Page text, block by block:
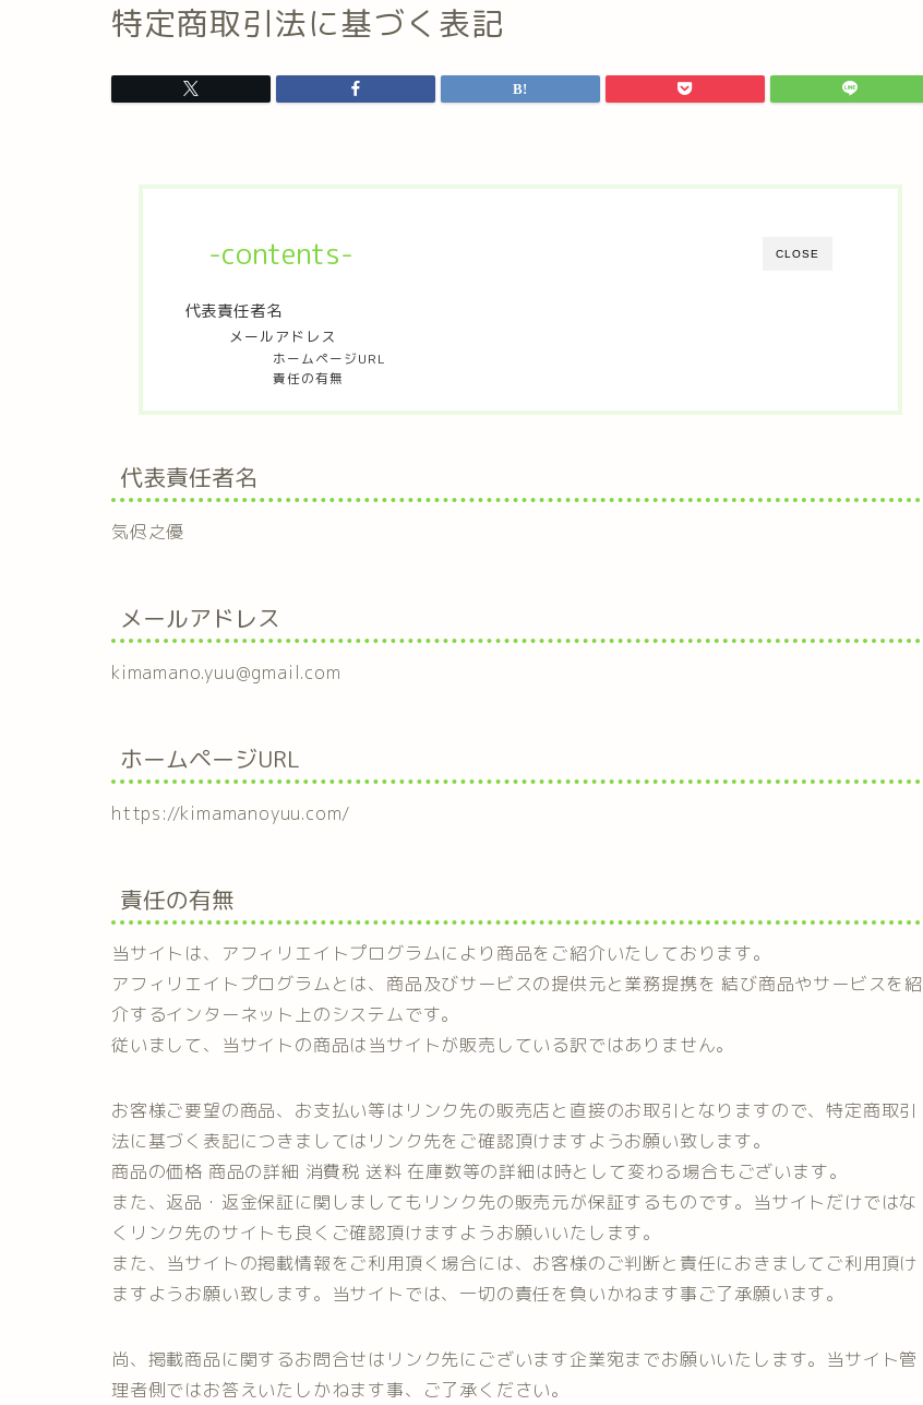
特定商取引法に基づく表記
CLOSE
-contents-
代表責任者名
メールアドレス
ホームページURL
責任の有無
代表責任者名
気侭之優
メールアドレス
kimamano.yuu@gmail.com
ホームページURL
https://kimamanoyuu.com/
責任の有無
当サイトは、アフィリエイトプログラムにより商品をご紹介いたしております。
アフィリエイトプログラムとは、商品及びサービスの提供元と業務提携を 結び商品やサービスを紹
介するインターネット上のシステムです。
従いまして、当サイトの商品は当サイトが販売している訳ではありません。
お客様ご要望の商品、お支払い等はリンク先の販売店と直接のお取引となりますので、特定商取引
法に基づく表記につきましてはリンク先をご確認頂けますようお願い致します。
商品の価格 商品の詳細 消費税 送料 在庫数等の詳細は時として変わる場合もございます。
また、返品・返金保証に関しましてもリンク先の販売元が保証するものです。当サイトだけではな
くリンク先のサイトも良くご確認頂けますようお願いいたします。
また、当サイトの掲載情報をご利用頂く場合には、お客様のご判断と責任におきましてご利用頂け
ますようお願い致します。当サイトでは、一切の責任を負いかねます事ご了承願います。
尚、掲載商品に関するお問合せはリンク先にございます企業宛までお願いいたします。当サイト管
理者側ではお答えいたしかねます事、ご了承ください。